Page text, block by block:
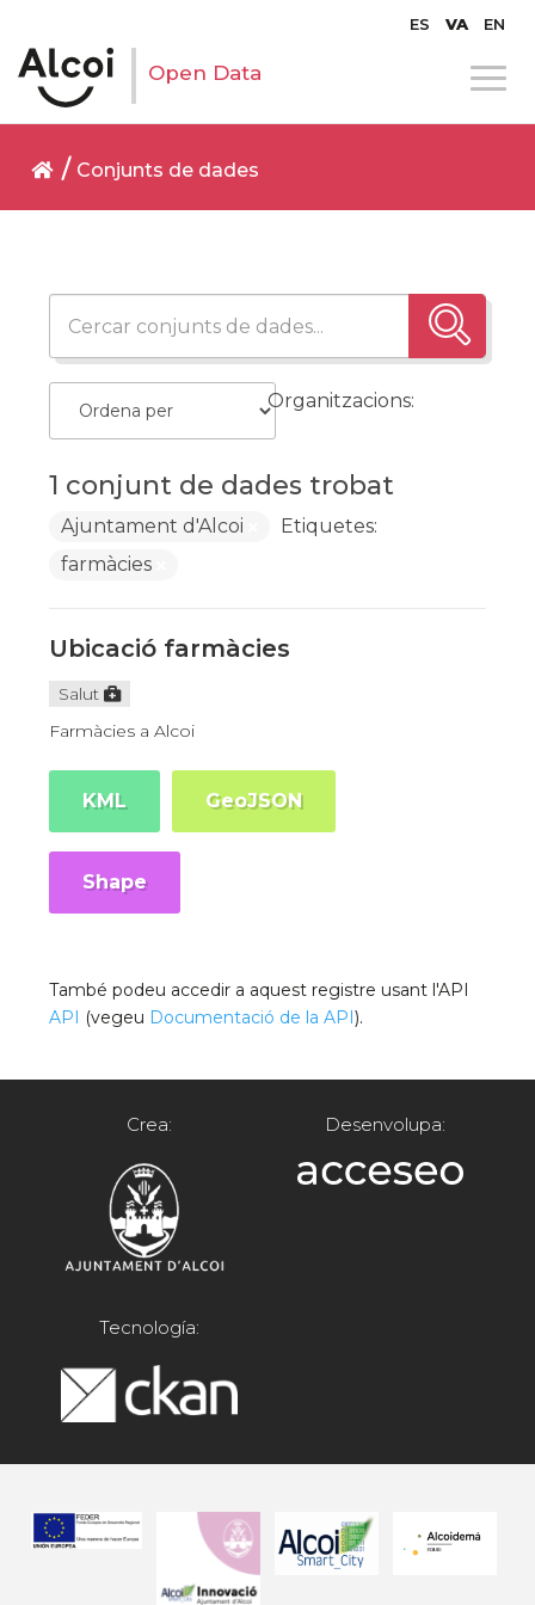
ES VA EN
Open Data
Conjunts de dades
1 conjunt de dades trobat
Organitzacions:
Ajuntament d'Alcoi
Etiquetes:
farmàcies
Ubicació farmàcies
Salut
Farmàcies a Alcoi
KML GeoJSON
Shape
També podeu accedir a aquest registre usant l'API
API (vegeu Documentació de la API).
Crea: Desenvolupa:
Tecnología: